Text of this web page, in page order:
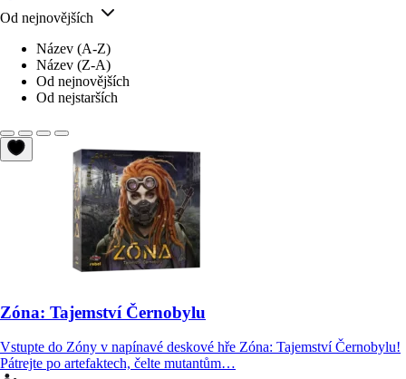
Od nejnovějších
Název (A-Z)
Název (Z-A)
Od nejnovějších
Od nejstarších
Zóna: Tajemství Černobylu
Vstupte do Zóny v napínavé deskové hře Zóna: Tajemství Černobylu!
Pátrejte po artefaktech, čelte mutantům…